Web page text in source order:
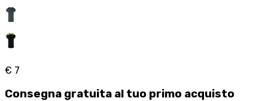
€ 7
Consegna gratuita al tuo primo acquisto